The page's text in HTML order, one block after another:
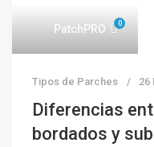
PatchPRO 0
Tipos de Parches 26
Diferencias
bordados y